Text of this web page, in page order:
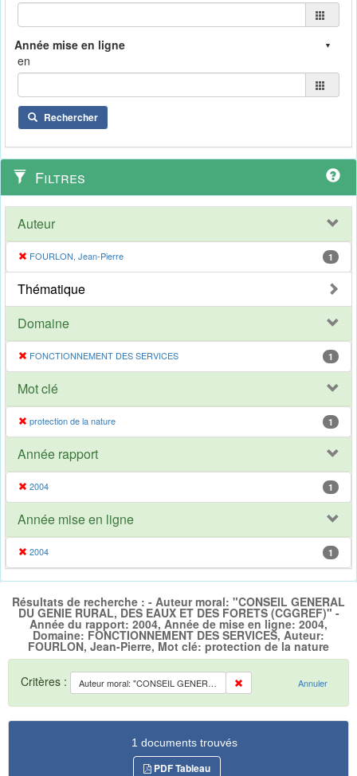
en
Rechercher
Filtres
Auteur
FOURLON, Jean-Pierre 1
Thématique
Domaine
FONCTIONNEMENT DES SERVICES 1
Mot clé
protection de la nature 1
Année rapport
2004 1
Année mise en ligne
2004 1
Résultats de recherche : - Auteur moral: "CONSEIL GENERAL
DU GENIE RURAL, DES EAUX ET DES FORETS (CGGREF)" -
Année du rapport: 2004, Année de mise en ligne: 2004,
Domaine: FONCTIONNEMENT DES SERVICES, Auteur:
FOURLON, Jean-Pierre, Mot clé: protection de la nature
Critères : Auteur moral: "CONSEIL GENERAL DU GENIE RURAL, DES EAUX ET DES FORETS (CGGREF)" Annuler
1 documents trouvés
PDF Tableau